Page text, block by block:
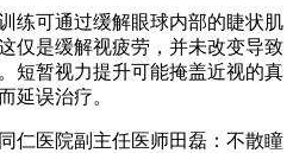
可通过缓解眼球内部的睫状肌
仅是缓解视疲劳，并未改变导致
短暂视力提升可能掩盖近视的真
延误治疗。
医院副主任医师田磊：不散瞳